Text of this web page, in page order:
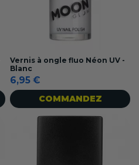
Vernis à ongle fluo Néon UV -
Blanc
6,95 €
COMMANDEZ